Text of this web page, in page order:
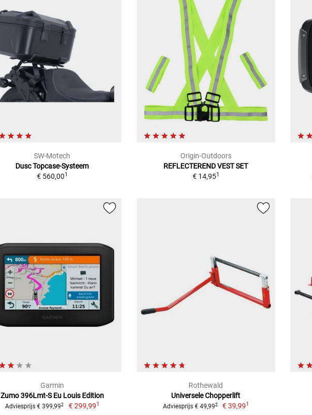
SW-Motech
Dusc Topcase-Systeem
€ 560,001
Origin-Outdoors
REFLECTEREND VEST SET
€ 14,951
Garmin
Zumo 396Lmt-S Eu Louis Edition
Adviesprijs € 399,992 € 299,991
Rothewald
Universele Chopperlift
Adviesprijs € 49,992 € 39,991